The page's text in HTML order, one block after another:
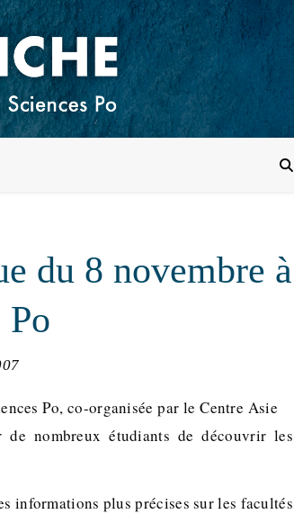
du 8 novembre à
Po
Po, co-organisée par le Centre Asie
nombreux étudiants de découvrir les
informations plus précises sur les facultés